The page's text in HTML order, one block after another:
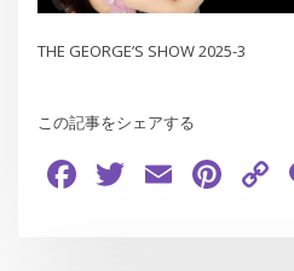
THE GEORGE’S SHOW 2025-3
この記事をシェアする
Facebook
Twitter
Email